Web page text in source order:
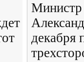
Министр
декабря